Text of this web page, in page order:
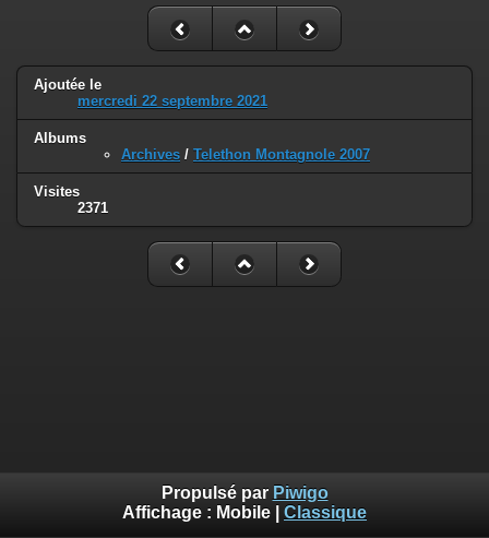
Ajoutée le
mercredi 22 septembre 2021
Albums
Archives / Telethon Montagnole 2007
Visites
2371
Propulsé par Piwigo
Affichage : Mobile Classique